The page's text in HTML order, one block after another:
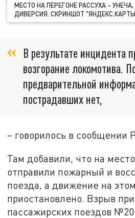
МЕСТО НА ПЕРЕГОНЕ РАССУХА –
ДИВЕРСИЯ. СКРИНШОТ
В результате инцидента
возгорание локомотива.
предварительной
пострадавших нет,
– говорилось в сообщении
Там добавили, что на
отправили пожарный и
поезда, а движение на
приостановлено. Взрыв
пассажирских поездов